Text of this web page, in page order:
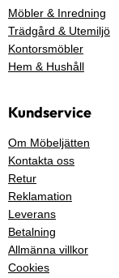
Möbler & Inredning
Trädgård & Utemiljö
Kontorsmöbler
Hem & Hushåll
Kundservice
Om Möbeljätten
Kontakta oss
Retur
Reklamation
Leverans
Betalning
Allmänna villkor
Cookies